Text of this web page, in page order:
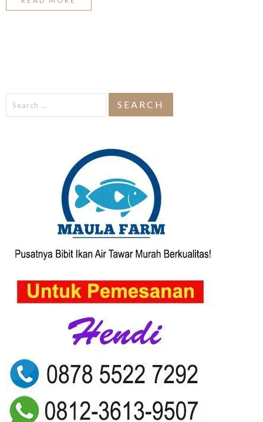
Search
for: